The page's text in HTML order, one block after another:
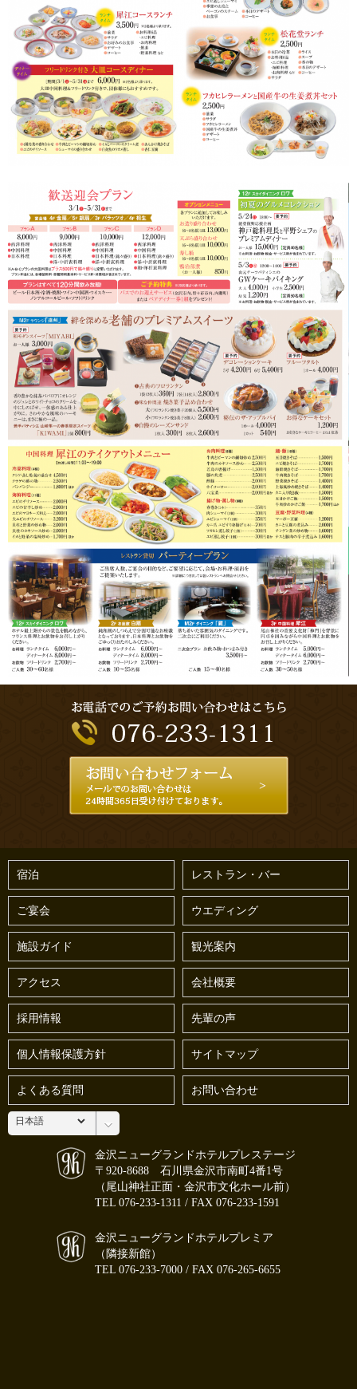
宿泊 レストラン・バー
ご宴会 ウエディング
施設ガイド 観光案内
アクセス 会社概要
採用情報 先輩の声
個人情報保護方針 サイトマップ
よくある質問 お問い合わせ
金沢ニューグランドホテルプレステージ
〒920-8688 石川県金沢市南町4番1号
（尾山神社正面・金沢市文化ホール前）
TEL 076-233-1311 / FAX 076-233-1591
金沢ニューグランドホテルプレミア
（隣接新館）
TEL 076-233-7000 / FAX 076-265-6655